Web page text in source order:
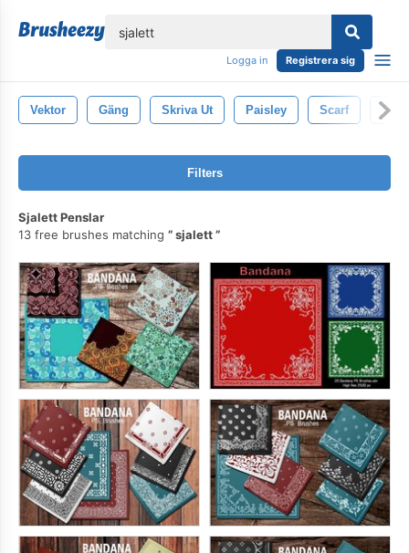
Logga in Registrera sig
Vektor Gäng Skriva Ut Paisley Scarf
Filters
Sjalett Penslar
13 free brushes matching
sjalett